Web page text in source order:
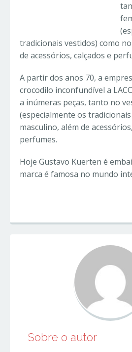
tradicionais vestidos) como
de acessórios, calçados e
A partir dos anos 70, a
crocodilo inconfundível a
a inúmeras peças, tanto no
(especialmente os
masculino, além de
perfumes.
Hoje Gustavo Kuerten é
marca é famosa no mundo
Sobre o autor